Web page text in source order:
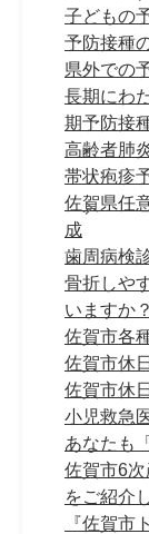
子どもの
予防接種
県外での
長期にわ
期予防接
高齢者肺
帯状疱疹
佐賀県任
成
歯周病検
骨折しや
いますか
佐賀市各
佐賀市休
佐賀市休
小児救急
あなたも
佐賀市6
をご紹介
『佐賀市